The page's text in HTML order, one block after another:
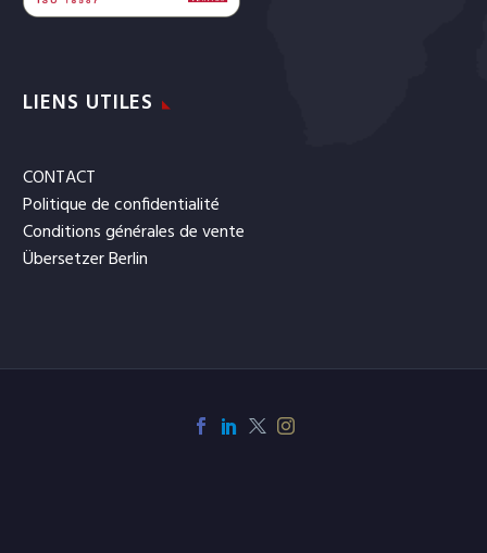
LIENS UTILES
CONTACT
Politique de confidentialité
Conditions générales de vente
Übersetzer Berlin